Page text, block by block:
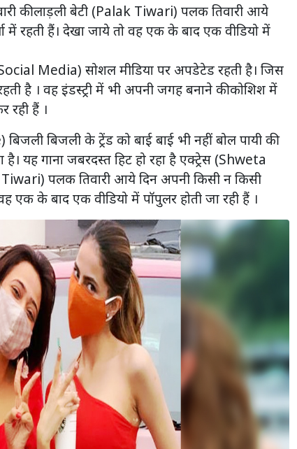
की लाड़ली बेटी (Palak Tiwari) पलक तिवारी आये
रहती हैं। देखा जाये तो वह एक के बाद एक वीडियो में
Media) सोशल मीडिया पर अपडेटेड रहती है। जिस
है । वह इंडस्ट्री में भी अपनी जगह बनाने की कोशिश में
हैं ।
बिजली के ट्रेंड को बाई बाई भी नहीं बोल पायी की
है। यह गाना जबरदस्त हिट हो रहा है एक्ट्रेस (Shweta
Tiwari) पलक तिवारी आये दिन अपनी किसी न किसी
एक के बाद एक वीडियो में पॉपुलर होती जा रही हैं ।